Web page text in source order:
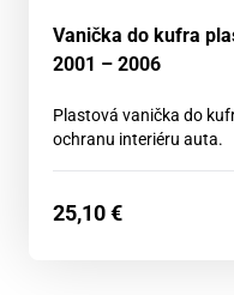
Vanička do kufra
2001 – 2006
Plastová vanička do
ochranu interiéru auta.
25,10€